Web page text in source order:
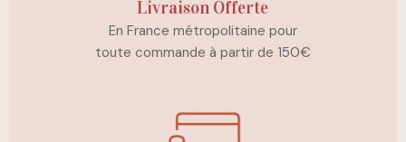
Livraison Offerte
En France métropolitaine pour
toute commande à partir de 150€